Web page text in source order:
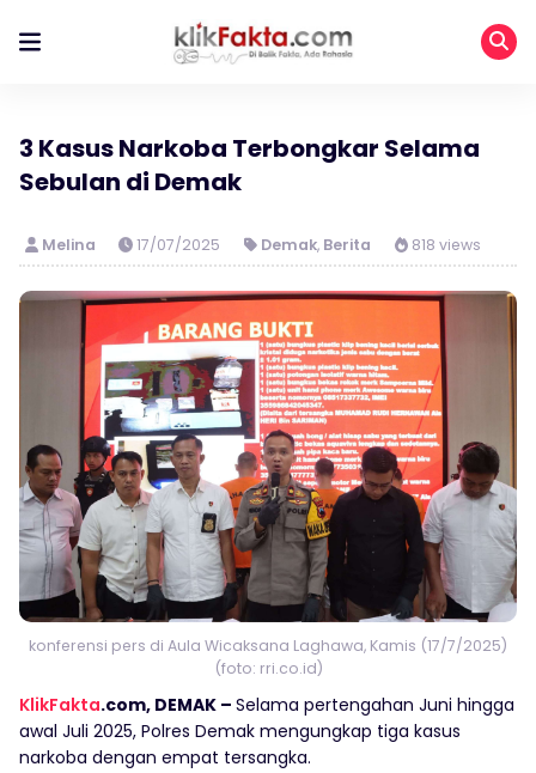
3 Kasus Narkoba Terbongkar Selama
Sebulan di Demak
Melina 17/07/2025 Demak, Berita 818 views
konferensi pers di Aula Wicaksana Laghawa, Kamis (17/7/2025)
(foto: rri.co.id)
KlikFakta.com, DEMAK – Selama pertengahan Juni hingga
awal Juli 2025, Polres Demak mengungkap tiga kasus
narkoba dengan empat tersangka.